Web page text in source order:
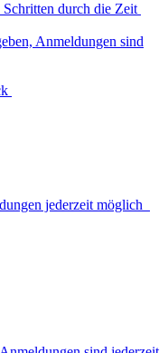
Schritten durch die Zeit
Anmeldungen sind
jederzeit möglich